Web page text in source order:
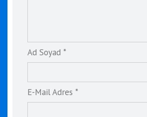
Ad Soyad *
E-Mail Adres *